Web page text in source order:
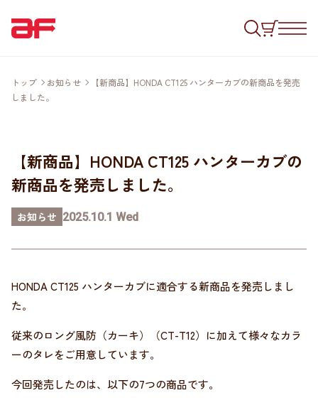
トップ お知らせ
【新商品】HONDA CT125 ハンターカブの新商品を発売
しました。
【新商品】HONDA CT125 ハンターカブの
新商品を発売しました。
お知らせ 2025.10.1 Wed
HONDA CT125 ハンターカブに適合する新商品を発売しまし
た。
従来のロング風防（カーキ）（CT-T12）に加えて様々なカラ
ーのタレをご用意しています。
今回発売したのは、以下の7つの商品です。